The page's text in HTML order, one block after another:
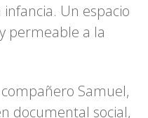
Un espacio
permeable a la
Samuel,
documental social,